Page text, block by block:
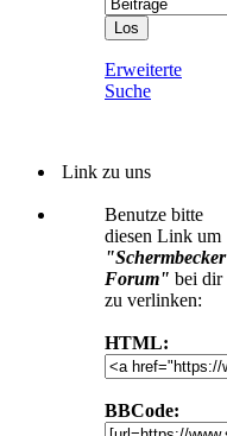
Erweiterte
Suche
Link zu uns
Benutze bitte
diesen Link um
"Schermbecker
Forum" bei dir
zu verlinken:
HTML:
BBCode: